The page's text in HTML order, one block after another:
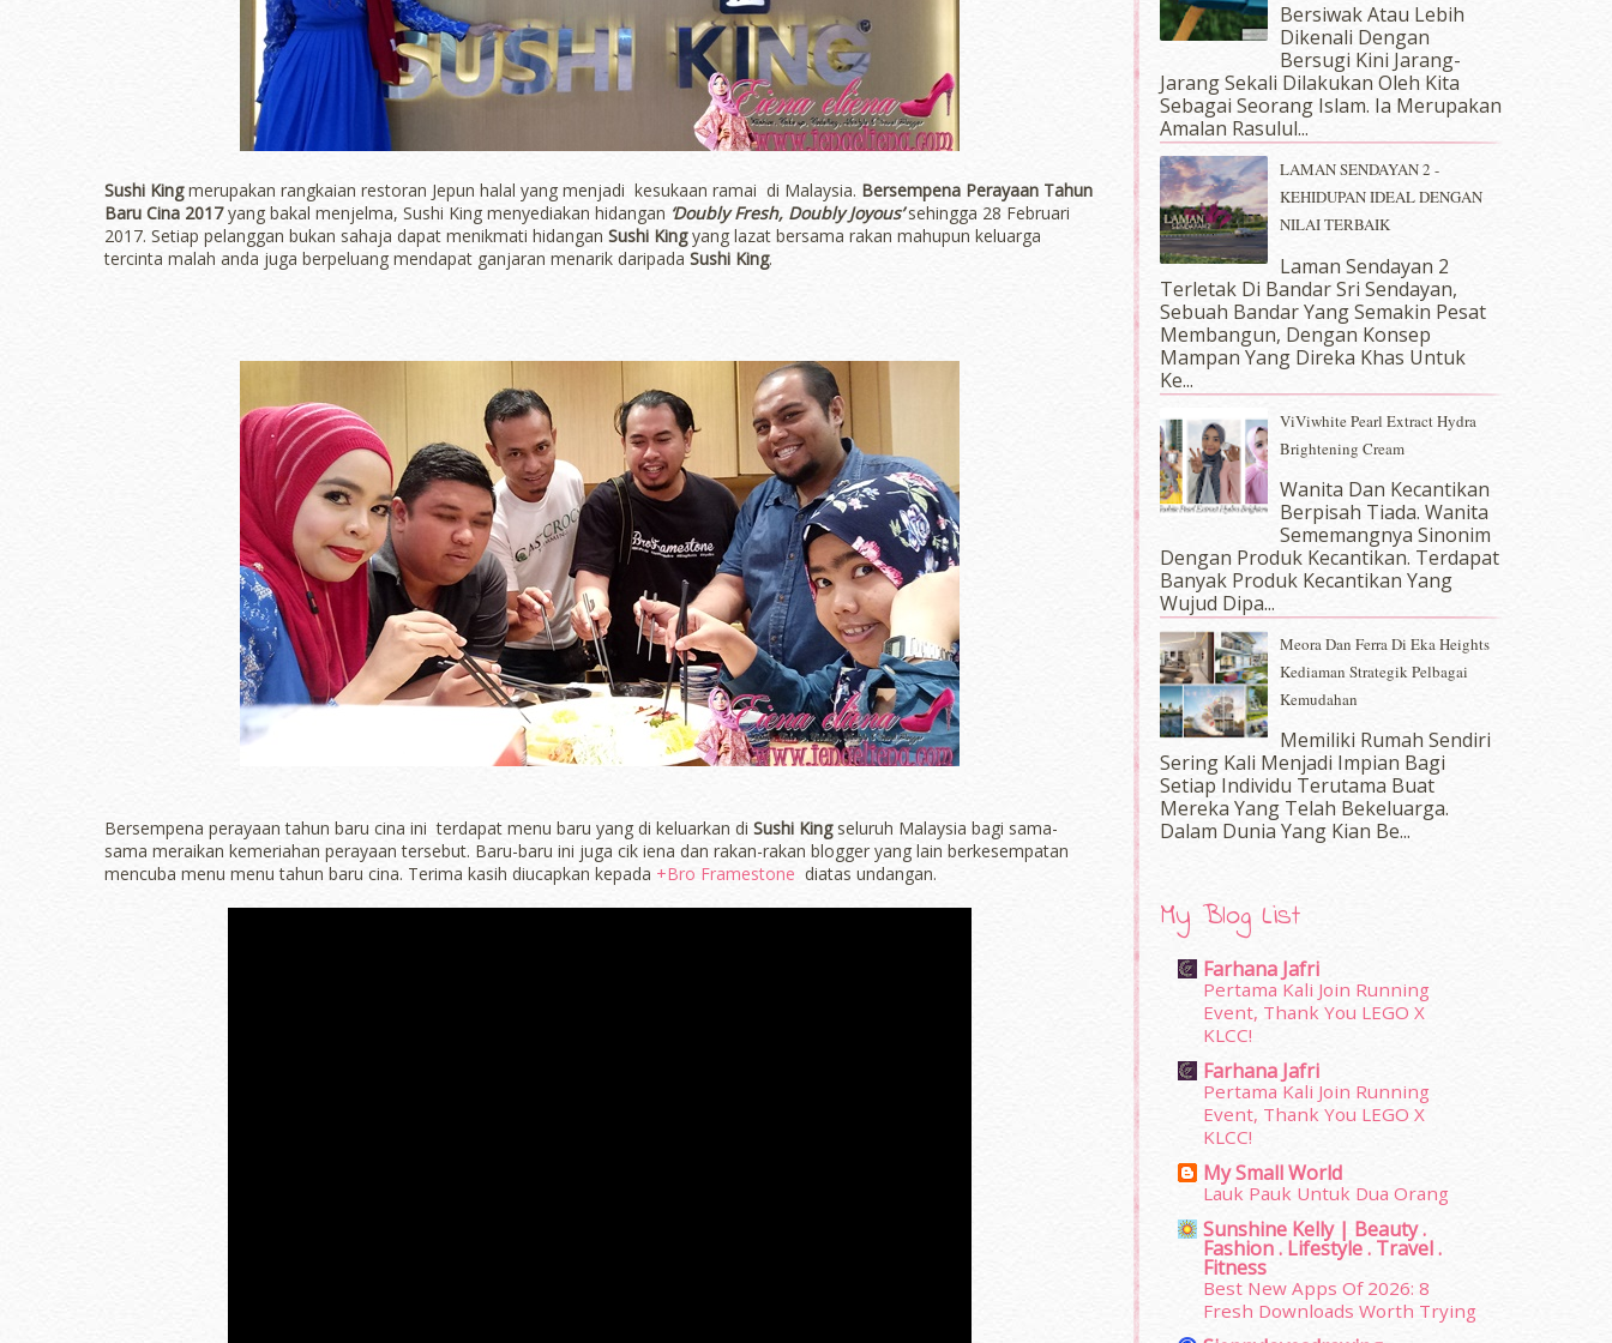
Sushi Kingmerupakan rangkaian restoran Jepun halal yang menjadi kesukaan ramai di Malaysia. Bersempena Perayaan Tahun
Baru Cina 2017yang bakal menjelma, Sushi King menyediakan hidangan ‘Doubly Fresh, Doubly Joyous’sehingga 28 Februari
2017. Setiap pelanggan bukan sahaja dapat menikmati hidangan Sushi Kingyang lazat bersama rakan mahupun keluarga
tercinta malah anda juga berpeluang mendapat ganjaran menarik daripada Sushi King.
Bersempena perayaan tahun baru cina ini terdapat menu baru yang di keluarkan di Sushi King seluruh Malaysia bagi sama-
sama meraikan kemeriahan perayaan tersebut. Baru-baru ini juga cik iena dan rakan-rakan blogger yang lain berkesempatan
mencuba menu menu tahun baru cina. Terima kasih diucapkan kepada +Bro Framestone diatas undangan.
Powered byJasper Roberts-Blog
Bersiwak Atau Lebih
Dikenali Dengan
Bersugi Kini Jarang-
Jarang Sekali Dilakukan Oleh Kita
Sebagai Seorang Islam. Ia Merupakan
Amalan Rasulul...
LAMAN SENDAYAN 2 -
KEHIDUPAN IDEAL DENGAN
NILAI TERBAIK
Laman Sendayan 2
Terletak Di Bandar Sri Sendayan,
Sebuah Bandar Yang Semakin Pesat
Membangun, Dengan Konsep
Mampan Yang Direka Khas Untuk
Ke...
ViViwhite Pearl Extract Hydra
Brightening Cream
Wanita Dan Kecantikan
Berpisah Tiada. Wanita
Sememangnya Sinonim
Dengan Produk Kecantikan. Terdapat
Banyak Produk Kecantikan Yang
Wujud Dipa...
Meora Dan Ferra Di Eka Heights
Kediaman Strategik Pelbagai
Kemudahan
Memiliki Rumah Sendiri
Sering Kali Menjadi Impian Bagi
Setiap Individu Terutama Buat
Mereka Yang Telah Bekeluarga.
Dalam‍ Dunia Yang Kian Be...
My Blog List
Farhana Jafri
Pertama Kali Join Running
Event, Thank You LEGO X
KLCC!
Farhana Jafri
Pertama Kali Join Running
Event, Thank You LEGO X
KLCC!
My Small World
Lauk Pauk Untuk Dua Orang
Sunshine Kelly | Beauty .
Fashion . Lifestyle . Travel .
Fitness
Best New Apps Of 2026: 8
Fresh Downloads Worth Trying